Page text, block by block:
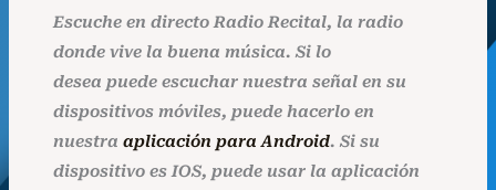
Escuche en directo Radio Recital, la radio
donde vive la buena música. Si lo
desea puedeescuchar nuestra señal en su
dispositivos móviles, puede hacerlo en
nuestra aplicación para Android. Si su
dispositivo es IOS, puede usar la aplicación